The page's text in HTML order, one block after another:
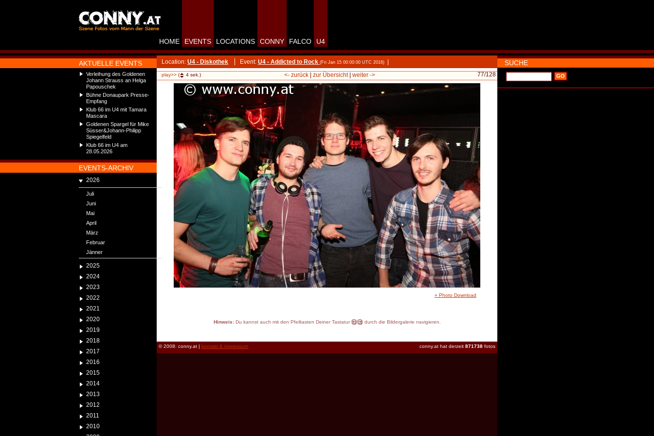
AKTUELLE EVENTS
Verleihung des Goldenen
Johann Strauss an Helga
Papouschek
Bühne Donaupark Presse-
Empfang
Klub 66 im U4 mit Tamara
Mascara
Goldenen Spargel für Mike
Süsser&Johann-Philipp
Spiegelfeld
Klub 66 im U4 am
28.05.2026
EVENTS-ARCHIV
2026
Juli
Juni
Mai
April
März
Februar
Jänner
2025
2024
2023
2022
2021
2020
2019
2018
2017
2016
2015
2014
2013
2012
2011
2010
HOME EVENTS LOCATIONS CONNY FALCO U4
Location: U4 - Diskothek Event: U4 - Addicted to Rock (Fri Jan 15 00:00:00 UTC 2016)
play>> ( 4 sek.) 77/128
<- zurück| zur Übersicht| weiter ->
» Photo Download
Hinweis:Du kannst auch mit den Pfeiltasten Deiner Tastatur durch die Bildergalerie navigieren.
conny.at hat derzeit 871738 fotos
© 2008: conny.at | kontakt & impressum
SUCHE